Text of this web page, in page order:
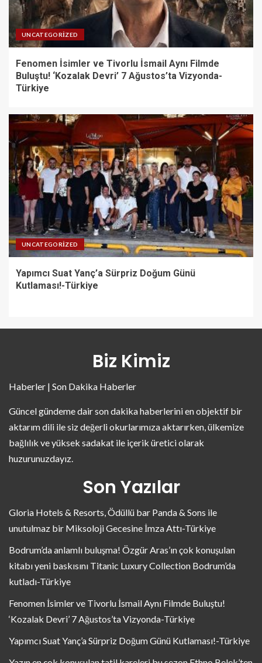
UNCATEGORIZED
Fenomen İsimler ve Tivorlu İsmail Aynı Filmde
Buluştu! ‘Kozalak Devri’ 7 Ağustos’ta Vizyonda-
Türkiye
UNCATEGORIZED
Yapımcı Suat Yanç’a Sürpriz Doğum Günü
Kutlaması!-Türkiye
Biz Kimiz
Haberler | Son Dakika Haberler
Güncel gündeme dair son dakika haberlerini en objektif bir
aktarım dili ile siz değerli okurlarımıza aktarırken, ülkemize
bağlılık ve yüksek sadakat ile içerik üretici olarak
huzurunuzdayız.
Son Yazılar
Gloria Hotels & Resorts, Ödüllü bar Panda & Sons ile
unutulmaz bir Miksoloji Gecesine İmza Attı-Türkiye
Bodrum’da anlamlı buluşma! Özgür Aras’ın çok konuşulan
kitabı yeni baskısını Titanic Luxury Collection Bodrum’da
kutladı-Türkiye
Fenomen İsimler ve Tivorlu İsmail Aynı Filmde Buluştu!
‘Kozalak Devri’ 7 Ağustos’ta Vizyonda-Türkiye
Yapımcı Suat Yanç’a Sürpriz Doğum Günü Kutlaması!-Türkiye